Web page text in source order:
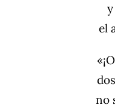
el
no